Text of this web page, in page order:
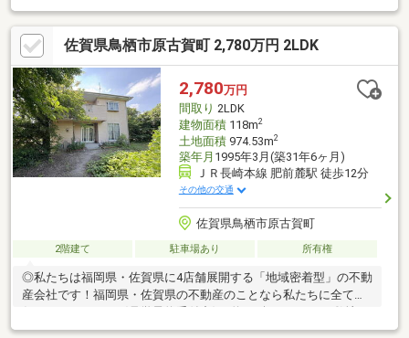
ひ幼稚園まで徒歩約2分で子育て世帯に安心◆肥前旭駅徒歩約10
分、通勤・通学にも便利な立地◆コンビニや内科・小児科が徒歩
圏内に揃う住環境◆家庭菜園やお子様の遊び場として活用できる
広いお庭付き◆子育て世代からセカンドライフまで快適に暮らせ
る住まいです。～ご来店の場合～見学は事前予約制で土日も対応
可能【ハウスマーケット鳥栖支店】（0120-364-818／9:00～
18:00・水曜定休）までお気軽にお問い合わせください。
佐賀県鳥栖市原古賀町 2,780万円 2LDK
2,780万円
間取り 2LDK
建物面積118m2
土地面積974.53m2
築年月 1995年3月(築31年6ヶ月)
ＪＲ長崎本線 肥前麓駅 徒歩12分
その他の交通
佐賀県鳥栖市原古賀町
2階建て 駐車場あり 所有権
◎私たちは福岡県・佐賀県に4店舗展開する「地域密着型」の不動
産会社です！福岡県・佐賀県の不動産のことなら私たちに全てお
駐車やお庭も広々使える住まい■家族が自然と集まる18.5帖の広々